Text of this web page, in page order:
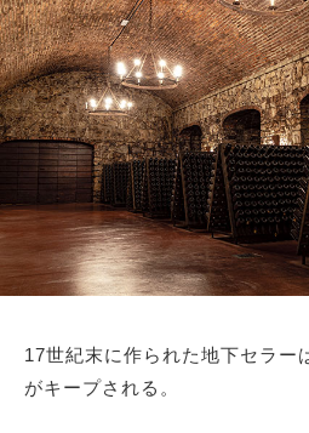
17世紀末に作られた地下セラ
がキープされる。